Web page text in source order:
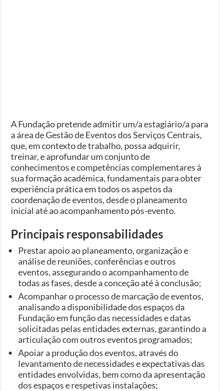
A Fundação pretende admitir um/a estagiário/a para
a área de Gestão de Eventos dos Serviços Centrais,
que, em contexto de trabalho, possa adquirir,
treinar, e aprofundar um conjunto de
conhecimentos e competências complementares à
sua formação académica, fundamentais para obter
experiência prática em todos os aspetos da
coordenação de eventos, desde o planeamento
inicial até ao acompanhamento pós-evento.
Principais responsabilidades
Prestar apoio ao planeamento, organização e
análise de reuniões, conferências e outros
eventos, assegurando o acompanhamento de
todas as fases, desde a conceção até à conclusão;
Acompanhar o processo de marcação de eventos,
analisando a disponibilidade dos espaços da
Fundação em função das necessidades e datas
solicitadas pelas entidades externas, garantindo a
articulação com outros eventos programados;
Apoiar a produção dos eventos, através do
levantamento de necessidades e expectativas das
entidades envolvidas, bem como da apresentação
dos espaços e respetivas instalações;